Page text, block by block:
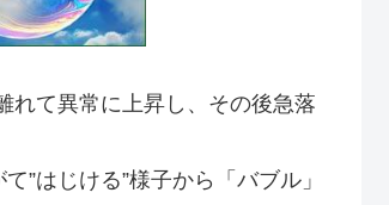
れて異常に上昇し、その後急落
”はじける”様子から「バブル」